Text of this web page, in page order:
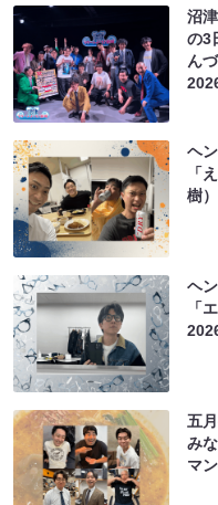
沼
の3
ん
ヘ
「
樹
ヘ
「
五
み
マ